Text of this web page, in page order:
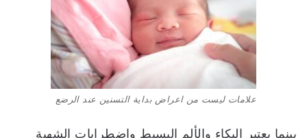
علامات ليست من اعراض بداية التسنين عند الرضع
بينما يعتبر البكاء والألم البسيط واضطرابات الشهية